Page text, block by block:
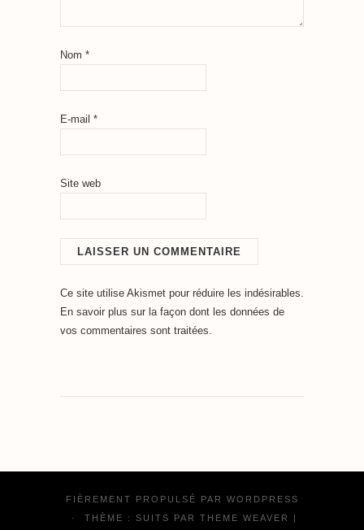
Nom *
E-mail *
Site web
Ce site utilise Akismet pour réduire les indésirables.
En savoir plus sur la façon dont les données de
vos commentaires sont traitées.
FIÈREMENT PROPULSÉ PAR WORDPRESS
·
THÈME : SUITS PAR THEME WEAVER |